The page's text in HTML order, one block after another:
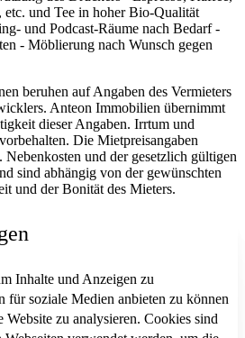
etc. und Tee in hoher Bio-Qualität
und Podcast-Räume nach Bedarf -
- Möblierung nach Wunsch gegen
beruhen auf Angaben des Vermieters
Anteon Immobilien übernimmt
dieser Angaben. Irrtum und
Die Mietpreisangaben
und der gesetzlich gültigen
sind abhängig von der gewünschten
und der Bonität des Mieters.
Inhalte und Anzeigen zu
für soziale Medien anbieten zu können
zu analysieren. Cookies sind